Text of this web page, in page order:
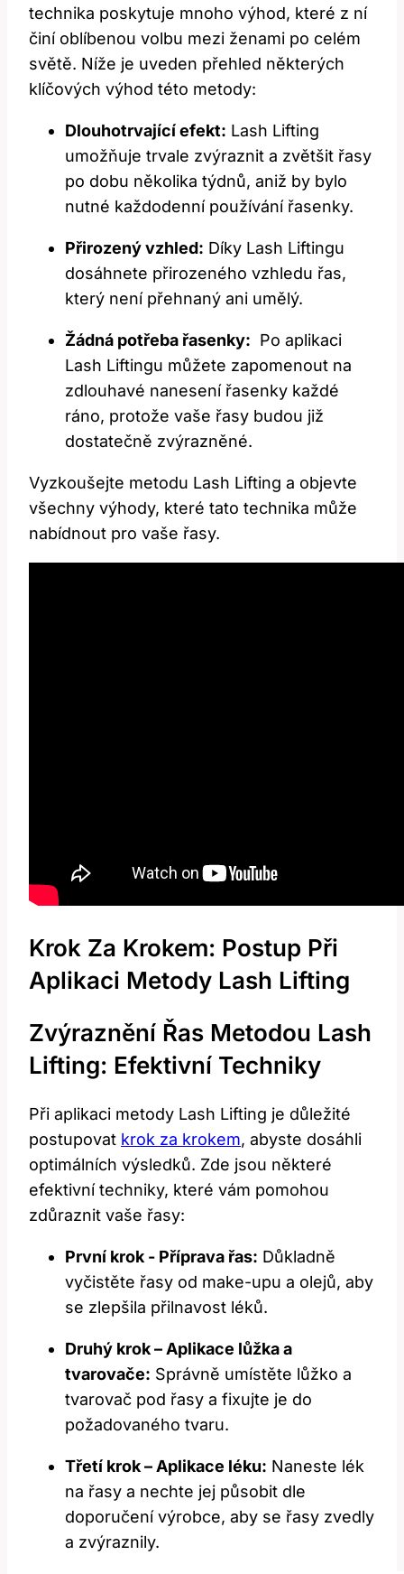
technika poskytuje mnoho výhod, které z ní
činí oblíbenou volbu mezi ženami po celém
světě. Níže je uveden přehled některých
klíčových výhod této metody:
Dlouhotrvající efekt: Lash Lifting
umožňuje trvale⁢ zvýraznit a zvětšit řasy
po ‍dobu několika týdnů, aniž by bylo
nutné každodenní používání řasenky.
Přirozený vzhled: Díky Lash Liftingu
dosáhnete přirozeného vzhledu řas,
který ​není přehnaný ani umělý.
Žádná ‍potřeba řasenky: ⁣ Po aplikaci
⁢Lash Liftingu můžete zapomenout na
zdlouhavé nanesení řasenky každé
ráno, protože‌ vaše⁢ řasy budou již
dostatečně zvýrazněné.
Vyzkoušejte metodu Lash Lifting a objevte
všechny výhody, které tato technika může
nabídnout pro vaše řasy.
Krok Za Krokem: Postup Při
Aplikaci Metody Lash Lifting
Zvýraznění‌ Řas Metodou Lash
Lifting: Efektivní ⁣Techniky
Při aplikaci metody Lash Lifting je​ důležité
postupovat krok za krokem, abyste‍ dosáhli
optimálních výsledků. Zde jsou ⁤některé⁢
efektivní techniky, ⁢které⁤ vám pomohou
zdůraznit vaše řasy:
První krok -​ Příprava řas: Důkladně
vyčistěte řasy⁢ od make-upu⁤ a olejů, aby
se zlepšila přilnavost léků.
Druhý krok – Aplikace lůžka a⁣
tvarovače: Správně umístěte‍ lůžko a
tvarovač pod řasy‌ a fixujte⁢ je do
požadovaného⁣ tvaru.
Třetí krok – Aplikace léku: Naneste lék⁢
na řasy⁤ a nechte jej působit dle
doporučení výrobce, aby se řasy​ zvedly
a ‍zvýraznily.